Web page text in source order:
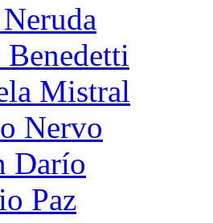
Mistral
Nervo
Darío
Paz